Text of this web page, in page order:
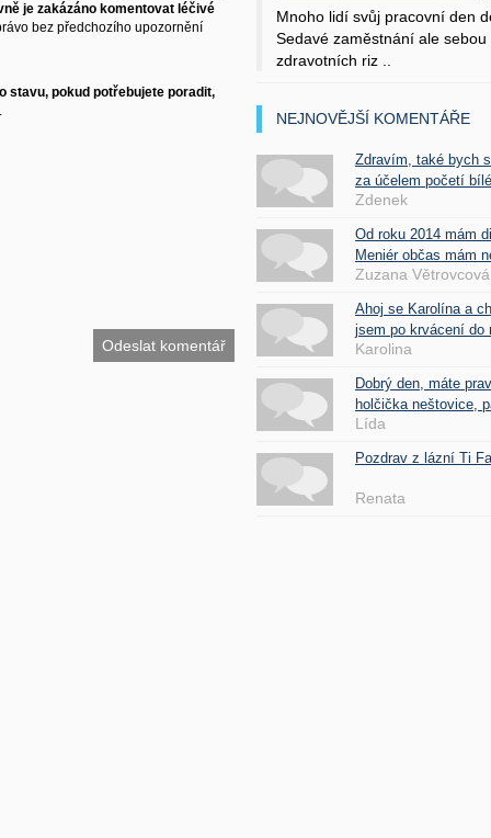
je zakázáno komentovat léčivé
bez předchozího upozornění
stavu, pokud potřebujete poradit,
Mnoho lidí svůj pracovní den
Sedavé zaměstnání ale
zdravotních riz ..
NEJNOVĚJŠÍ KOMENTÁŘE
Zdravím, také bych
za účelem početí
Zdenek
Od roku 2014 mám
Meniér občas mám
Zuzana Větrovcová
Ahoj se Karolína a
jsem po krvácení do
Karolina
Dobrý den, máte
holčička neštovice,
Lída
Pozdrav z lázní Ti
Renata